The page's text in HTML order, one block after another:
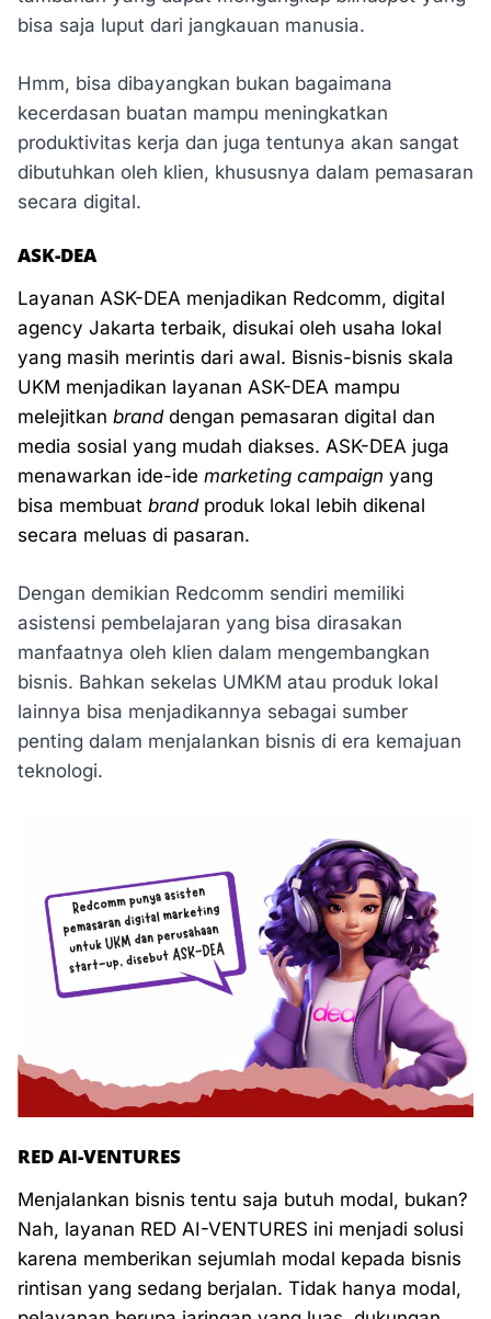
bisa saja luput dari jangkauan manusia.
Hmm, bisa dibayangkan bukan bagaimana
kecerdasan buatan mampu meningkatkan
produktivitas kerja dan juga tentunya akan sangat
dibutuhkan oleh klien, khususnya dalam pemasaran
secara digital.
ASK-DEA
Layanan ASK-DEA menjadikan Redcomm, digital
agency Jakarta terbaik, disukai oleh usaha lokal
yang masih merintis dari awal. Bisnis-bisnis skala
UKM menjadikan layanan ASK-DEA mampu
melejitkan brand dengan pemasaran digital dan
media sosial yang mudah diakses. ASK-DEA juga
menawarkan ide-ide marketing campaign yang
bisa membuat brand produk lokal lebih dikenal
secara meluas di pasaran.
Dengan demikian Redcomm sendiri memiliki
asistensi pembelajaran yang bisa dirasakan
manfaatnya oleh klien dalam mengembangkan
bisnis. Bahkan sekelas UMKM atau produk lokal
lainnya bisa menjadikannya sebagai sumber
penting dalam menjalankan bisnis di era kemajuan
teknologi.
RED AI-VENTURES
Menjalankan bisnis tentu saja butuh modal, bukan?
Nah, layanan RED AI-VENTURES ini menjadi solusi
karena memberikan sejumlah modal kepada bisnis
rintisan yang sedang berjalan. Tidak hanya modal,